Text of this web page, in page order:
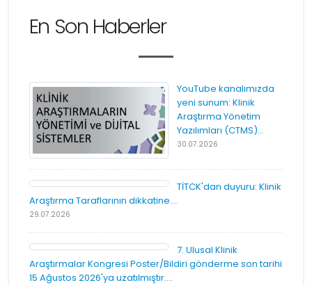
En Son Haberler
YouTube kanalımızda
yeni sunum: Klinik
Araştırma Yönetim
Yazılımları (CTMS)...
30.07.2026
TİTCK'dan duyuru: Klinik
Araştırma Taraflarının dikkatine....
29.07.2026
7. Ulusal Klinik
Araştırmalar Kongresi Poster/Bildiri gönderme son tarihi
15 Ağustos 2026'ya uzatılmıştır....